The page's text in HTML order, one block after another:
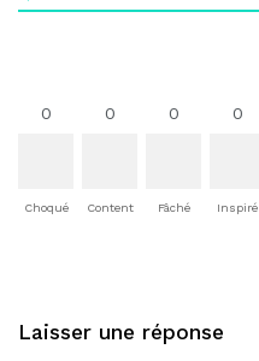
0
Choqué
0
Content
0
Fâché
0
Inspiré
Laisser une réponse